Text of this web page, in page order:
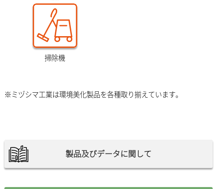
掃除機
※ミヅシマ工業は環境美化製品を各種取り揃えています。
製品及びデータに関して